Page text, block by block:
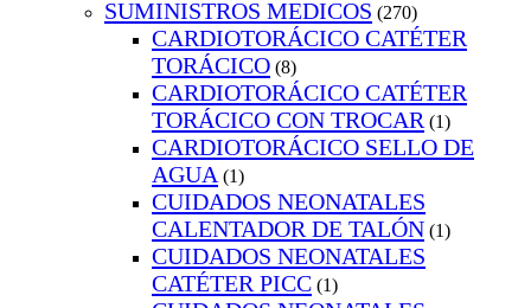
SUMINISTROS MEDICOS (270)
CARDIOTORÁCICO CATÉTER
TORÁCICO (8)
CARDIOTORÁCICO CATÉTER
TORÁCICO CON TROCAR (1)
CARDIOTORÁCICO SELLO DE
AGUA (1)
CUIDADOS NEONATALES
CALENTADOR DE TALÓN (1)
CUIDADOS NEONATALES
CATÉTER PICC (1)